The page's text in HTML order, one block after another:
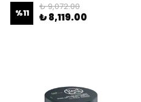
%11
₺ 9,072.00
₺ 8,119.00